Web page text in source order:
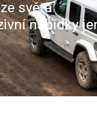
světa
nabídky